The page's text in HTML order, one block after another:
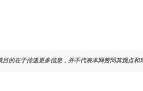
目的在于传递更多信息，并不代表本网赞同其观点